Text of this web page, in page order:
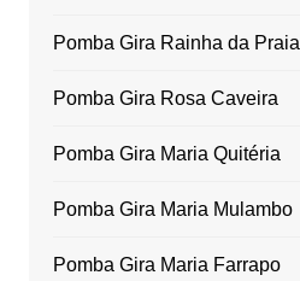
Pomba Gira Rainha da Praia
Pomba Gira Rosa Caveira
Pomba Gira Maria Quitéria
Pomba Gira Maria Mulambo
Pomba Gira Maria Farrapo